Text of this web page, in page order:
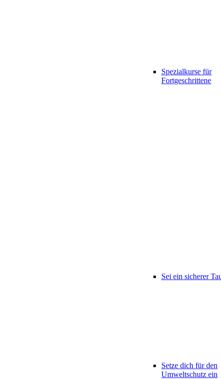
Spezialkurse für
Fortgeschrittene
Sei ein sicherer
Setze dich für den
Umweltschutz ein